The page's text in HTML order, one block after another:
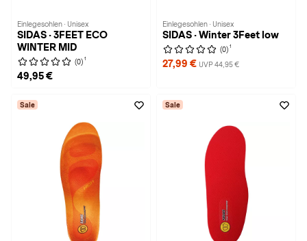
Einlegesohlen · Unisex
SIDAS · 3FEET ECO
WINTER MID
(0) 1
49,95 €
Einlegesohlen · Unisex
SIDAS · Winter 3Feet low
(0) 1
27,99 € UVP 44,95 €
Sale Sale